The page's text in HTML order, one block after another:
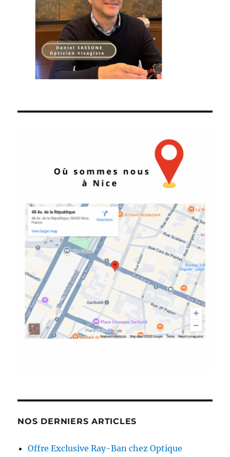
NOS DERNIERS ARTICLES
Offre Exclusive Ray-Ban chez Optique